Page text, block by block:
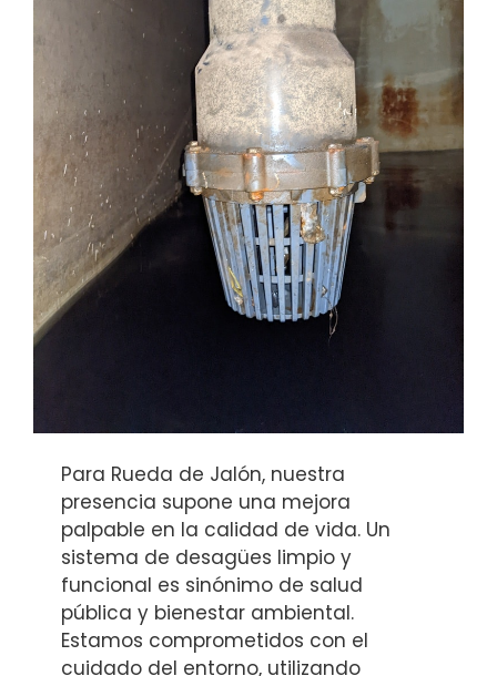
Para Rueda de Jalón, nuestra
presencia supone una mejora
palpable en la calidad de vida. Un
sistema de desagües limpio y
funcional es sinónimo de salud
pública y bienestar ambiental.
Estamos comprometidos con el
cuidado del entorno, utilizando